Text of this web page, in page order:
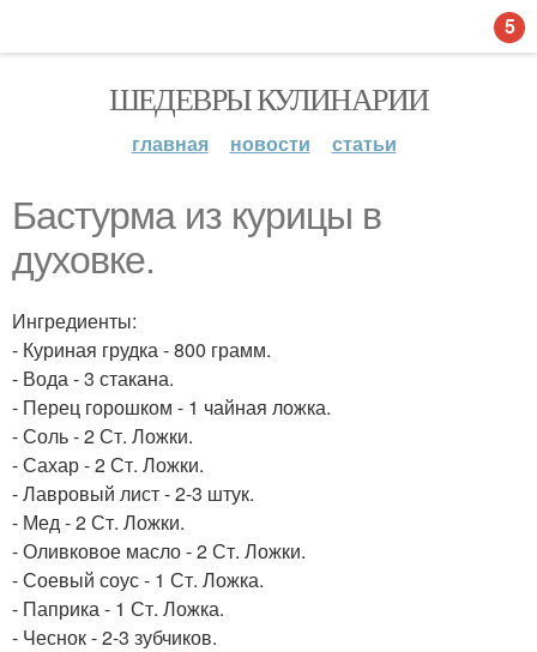
ШЕДЕВРЫ КУЛИНАРИИ
главная новости статьи
Бастурма из курицы в
духовке.
Ингредиенты:
- Куриная грудка - 800 грамм.
- Вода - 3 стакана.
- Перец горошком - 1 чайная ложка.
- Соль - 2 Ст. Ложки.
- Сахар - 2 Ст. Ложки.
- Лавровый лист - 2-3 штук.
- Мед - 2 Ст. Ложки.
- Оливковое масло - 2 Ст. Ложки.
- Соевый соус - 1 Ст. Ложка.
- Паприка - 1 Ст. Ложка.
- Чеснок - 2-3 зубчиков.
5